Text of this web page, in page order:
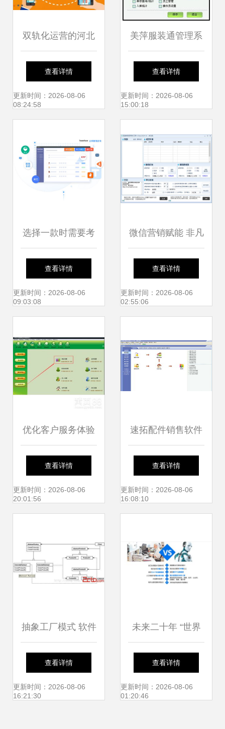
双轨化运营的河北
力量 专业直销系统
软件定制与品牌赋
查看详情
更新时间：2026-08-06
08:24:58
美萍服装通管理系
统使用手册 助力批
发与零售高效运营
查看详情
更新时间：2026-08-06
15:00:18
选择一款时需要考
虑的 18 个销售管
理系统软件功能
查看详情
更新时间：2026-08-06
09:03:08
微信营销赋能 非凡
软件站的网络软件
浪潮与开发趋势
查看详情
更新时间：2026-08-06
02:55:06
优化客户服务体验
中顶手机销售软件
中的保修期查询与
查看详情
更新时间：2026-08-06
20:01:56
速拓配件销售软件
经典版 提升行业效
率的智能解决方案
查看详情
更新时间：2026-08-06
16:08:10
抽象工厂模式 软件
开发中的“屌丝”逆
袭指南
查看详情
更新时间：2026-08-06
16:21:30
未来二十年 “世界
工厂”将依赖怎样的
软件开发体系？
查看详情
更新时间：2026-08-06
01:20:46